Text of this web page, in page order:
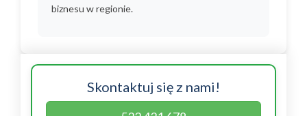
biznesu w regionie.
Skontaktuj się z nami!